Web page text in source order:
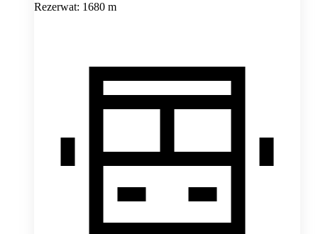
Rezerwat: 1680 m